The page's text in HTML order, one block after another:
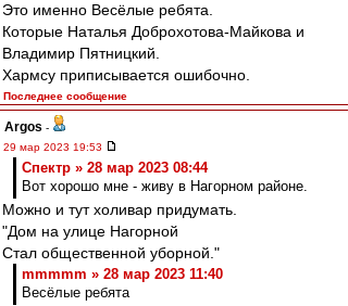
Это именно Весёлые ребята.
Которые Наталья Доброхотова-Майкова и
Владимир Пятницкий.
Хармсу приписывается ошибочно.
Последнее сообщение
Argos -
29 мар 2023 19:53
Спектр » 28 мар 2023 08:44
Вот хорошо мне - живу в Нагорном районе.
Можно и тут холивар придумать.
"Дом на улице Нагорной
Стал общественной уборной."
mmmmm » 28 мар 2023 11:40
Весёлые ребята